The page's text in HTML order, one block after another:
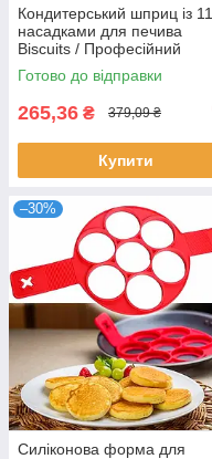
Кондитерський шприц із 11
насадками для печива
Biscuits / Професійний
кондитерський шприц для
тесту
Готово до відправки
265,36 ₴ 379,09 ₴
Купити
–30%
Силіконова форма для